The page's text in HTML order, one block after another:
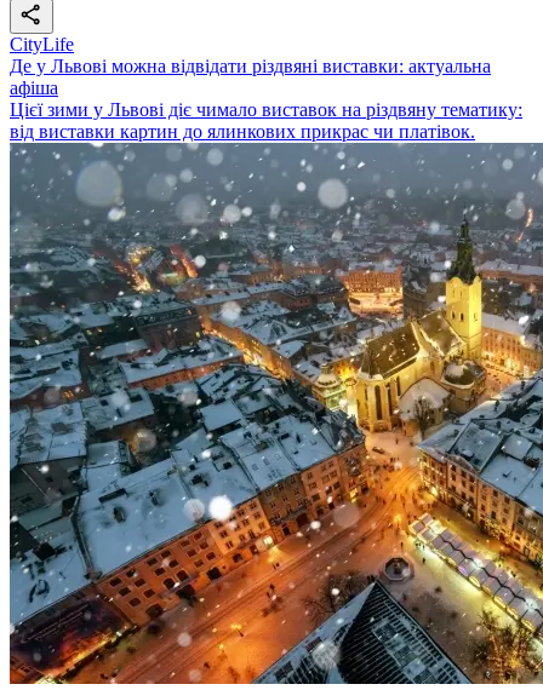
CityLife
Де у Львові можна відвідати різдвяні виставки: актуальна
афіша
Цієї зими у Львові діє чимало виставок на різдвяну тематику:
від виставки картин до ялинкових прикрас чи платівок.